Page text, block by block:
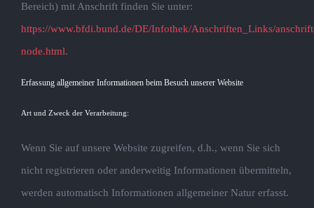
Bereich) mit Anschrift finden Sie unter:
https://www.bfdi.bund.de/DE/Infothek/Anschriften_Links/
node.html.
Erfassung allgemeiner Informationen beim Besuch unserer Website
Art und Zweck der Verarbeitung:
Wenn Sie auf unsere Website zugreifen, d.h., wenn Sie sich
nicht registrieren oder anderweitig Informationen übermitteln,
werden automatisch Informationen allgemeiner Natur erfasst.